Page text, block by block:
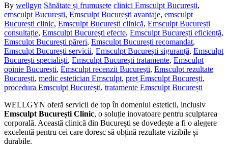
By wellgyn Sănătate și frumusețe clinici Emsculpt București,
emsculpt București, Emsculpt București avantaje, emsculpt
București clinic, Emsculpt București clinică, Emsculpt București
consultație, Emsculpt București efecte, Emsculpt București eficiență,
Emsculpt București păreri, Emsculpt București recomandat,
Emsculpt București servicii, Emsculpt București siguranță, Emsculpt
București specialiști, Emsculpt București tratamente, Emsculpt
opinie București, Emsculpt recenzii București, Emsculpt rezultate
București, medic estetician Emsculpt, preț Emsculpt București,
procedura Emsculpt București, tratamente Emsculpt București
WELLGYN oferă servicii de top în domeniul esteticii, inclusiv
Emsculpt București Clinic, o soluție inovatoare pentru sculptarea
corporală. Această clinică din București se dovedește a fi o alegere
excelentă pentru cei care doresc să obțină rezultate vizibile și
durabile.